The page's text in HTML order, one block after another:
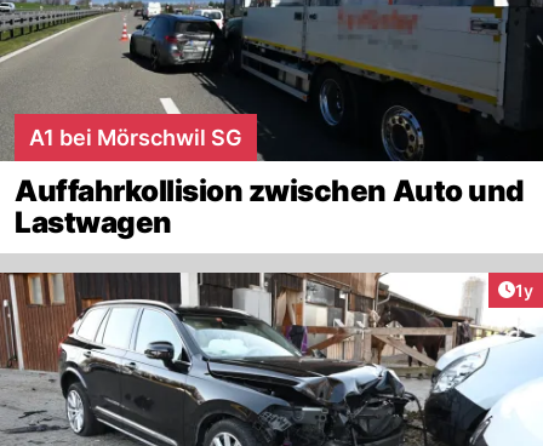
A1 bei Mörschwil SG
Auffahrkollision zwischen Auto und
Lastwagen
1y